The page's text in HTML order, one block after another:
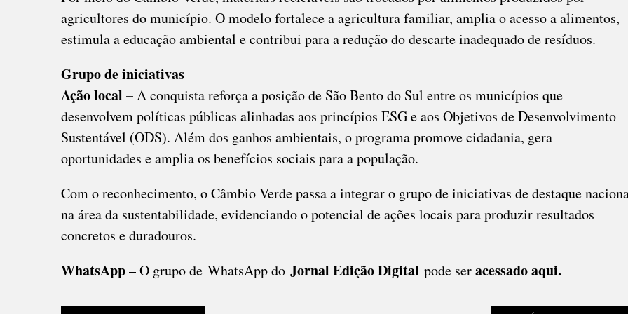
agricultores do município. O modelo fortalece a agricultura familiar, amplia o acesso a alimentos,
estimula a educação ambiental e contribui para a redução do descarte inadequado de resíduos.
Grupo de iniciativas
Ação local –A conquista reforça a posição de São Bento do Sul entre os municípios que
desenvolvem políticas públicas alinhadas aos princípios ESG e aos Objetivos de Desenvolvimento
Sustentável (ODS). Além dos ganhos ambientais, o programa promove cidadania, gera
oportunidades e amplia os benefícios sociais para a população.
Com o reconhecimento, o Câmbio Verde passa a integrar o grupo de iniciativas de destaque
na área da sustentabilidade, evidenciando o potencial de ações locais para produzir resultados
concretos e duradouros.
WhatsApp– O grupo de WhatsApp do Jornal Edição Digital pode seracessado aqui.